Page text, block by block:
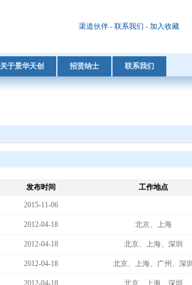
渠道伙伴 - 联系我们 - 加入收藏
关于景华天创 招贤纳士 联系我们
发布时间 工作地点
2015-11-06
2012-04-18 北京、上海
2012-04-18 北京、上海、深圳
2012-04-18 北京、上海、广州、深圳
2012-04-18 北京、上海、深圳